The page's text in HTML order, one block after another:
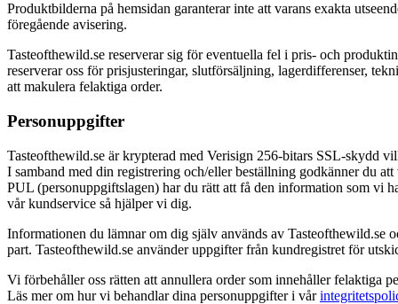
Produktbilderna på hemsidan garanterar inte att varans exakta
föregående avisering.
Tasteofthewild.se reserverar sig för eventuella fel i pris- och
reserverar oss för prisjusteringar, slutförsäljning, lagerdifferenser,
att makulera felaktiga order.
Personuppgifter
Tasteofthewild.se är krypterad med Verisign 256-bitars SSL-skydd
I samband med din registrering och/eller beställning godkänner du
PUL (personuppgiftslagen) har du rätt att få den information som vi
vår kundservice så hjälper vi dig.
Informationen du lämnar om dig själv används av Tasteofthewild.se
part. Tasteofthewild.se använder uppgifter från kundregistret för
Vi förbehåller oss rätten att annullera order som innehåller felaktiga
Läs mer om hur vi behandlar dina personuppgifter i vår